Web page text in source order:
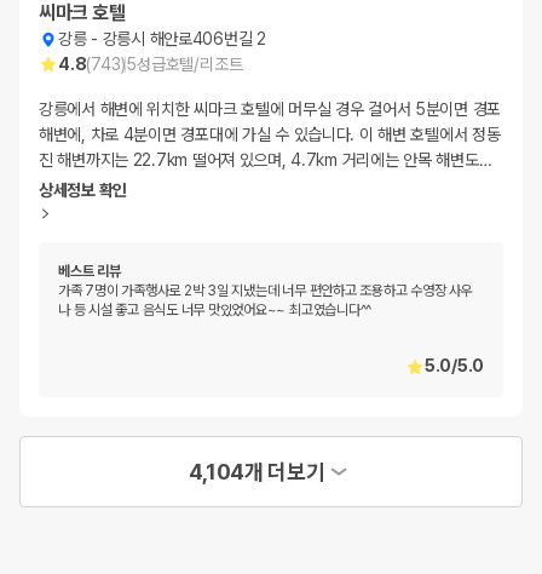
씨마크 호텔
강릉- 강릉시 해안로406번길 2
4.8(743)5성급호텔/리조트
강릉에서 해변에 위치한 씨마크 호텔에 머무실 경우 걸어서 5분이면 경포
해변에, 차로 4분이면 경포대에 가실 수 있습니다. 이 해변 호텔에서 정동
진 해변까지는 22.7km 떨어져 있으며, 4.7km 거리에는 안목 해변도…
상세정보 확인
베스트 리뷰
가족 7명이 가족행사로 2박 3일 지냈는데 너무 편안하고 조용하고 수영장 사우
나 등 시설 좋고 음식도 너무 맛있었어요~~ 최고였습니다^^
5.0/5.0
4,104개 더보기